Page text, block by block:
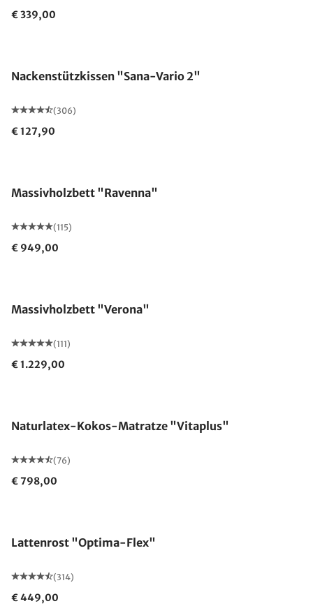
€ 339,00
Nackenstützkissen "Sana-Vario 2"
(306)
€ 127,90
Massivholzbett "Ravenna"
(115)
€ 949,00
Massivholzbett "Verona"
(111)
€ 1.229,00
Naturlatex-Kokos-Matratze "Vitaplus"
(76)
€ 798,00
Lattenrost "Optima-Flex"
(314)
€ 449,00